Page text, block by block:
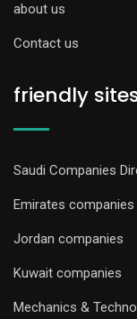
about us
Contact us
friendly
Saudi Companies
Emirates companies
Jordan companies
Kuwait companies
Mechanics &